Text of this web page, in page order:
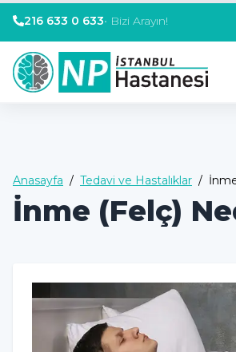
216 633 0 633• Bizi Arayın!
Anasayfa / Tedavi ve Hastalıklar /
İnme (Felç)